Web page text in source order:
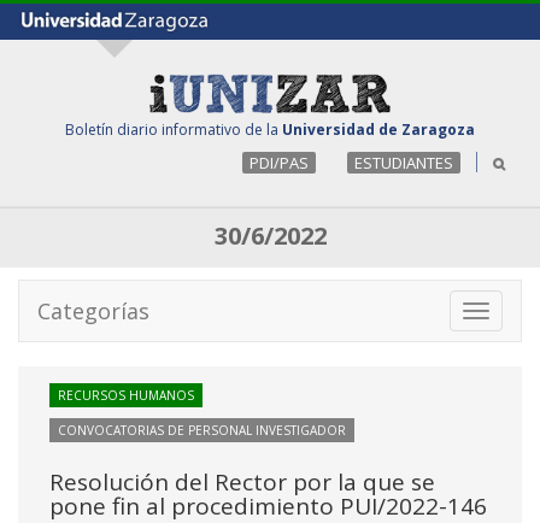
Boletín diario informativo de la Universidad de Zaragoza
PDI/PAS ESTUDIANTES
30/6/2022
Toggle
Categorías
RECURSOS HUMANOS
CONVOCATORIAS DE PERSONAL INVESTIGADOR
Resolución del Rector por la que se
pone fin al procedimiento PUI/2022-146